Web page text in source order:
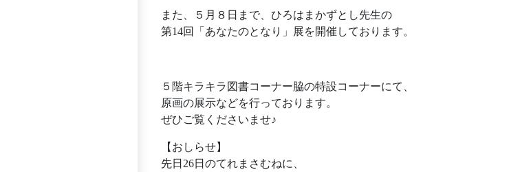
また、５月８日まで、ひろはまかずとし先生の
第14回「あなたのとなり」展を開催しております。
５階キラキラ図書コーナー脇の特設コーナーにて、
原画の展示などを行っております。
ぜひご覧くださいませ♪
【おしらせ】
先日26日のてれまさむねに、